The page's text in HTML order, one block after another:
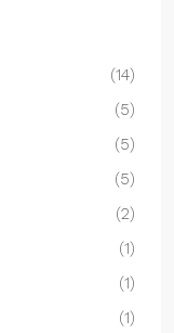
(14)
(5)
(5)
(5)
(2)
(1)
(1)
(1)